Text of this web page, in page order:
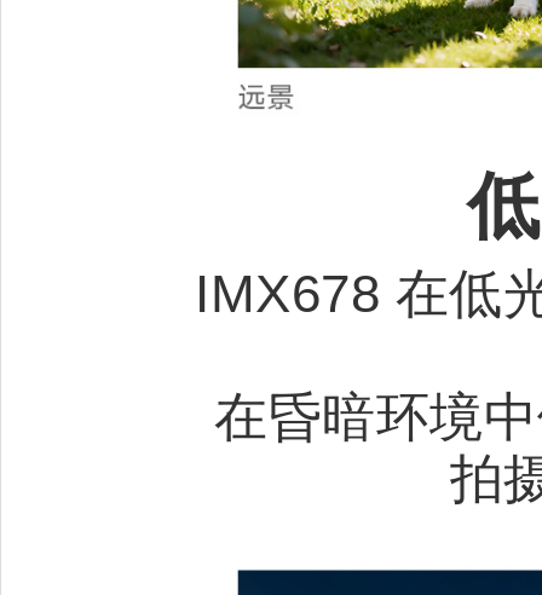
IMX678 在低
在昏暗环境
拍